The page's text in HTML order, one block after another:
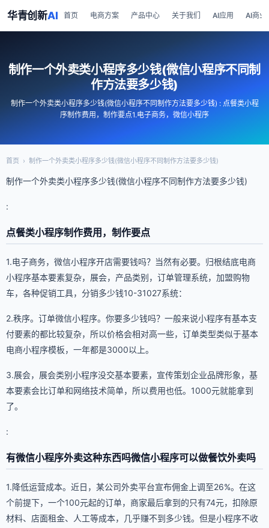
华青创新AI 首页 电商方案 产品中心 关于我们 AI应用 AI商业
制作一个外卖类小程序多少钱(微信小程序不同制
作方法要多少钱)
制作一个外卖类小程序多少钱(微信小程序不同制作方法要多少钱) : 点餐类小程
序制作费用，制作要点1.电子商务，微信小程序
首页 › 制作一个外卖类小程序多少钱(微信小程序不同制作方法要多少钱)
制作一个外卖类小程序多少钱(微信小程序不同制作方法要多少钱)
:
点餐类小程序制作费用，制作要点
1.电子商务，微信小程序开店需要钱吗？当然有必要。归根结底电商
小程序基本要素复杂，展会，产品类别，订单管理系统，加盟购物
车，各种促销工具，分销多少钱10-31027系统：
2.秩序。订单微信小程序。你要多少钱吗？一般来说小程序有基本支
付要素的都比较复杂，所以价格会相对高一些，订单类型类似于基本
电商小程序模板，一年都是3000以上。
3.展会，展会类别小程序没交基本要素，宣传策划企业品牌形象，基
本要素会比订单和网络技术简单，所以费用也低。1000元就能拿到
了。
:
有微信小程序外卖这种东西吗微信小程序可以做餐饮外卖吗
1.降低运营成本。近日，某公司外卖平台宣布佣金上调至26%。在这
个前提下，一个100元起的订单，商家最后拿到的只有74元，扣除原
材料、店面租金、人工等成本，几乎赚不到多少钱。但是小程序不收